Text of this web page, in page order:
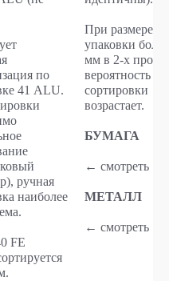
по
41 ALU.
ручная
наиболее
FE
При размере
упаковки
мм в 2-х
вероятность
сортировки
возрастает.
БУМАГА
← смотреть →
МЕТАЛЛ
← смотреть →